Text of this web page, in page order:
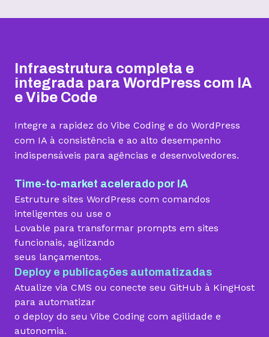
Contratar Contratar
Armazenamento
Quantidade de sites
1 site 3 sites 5 sites
Hospedagem gerenciada para WordPress
Domínio grátis
Migração grátis
Vibe Coding
Infraestrutura completa e
integrada para WordPress com IA
e Vibe Code
Integre a rapidez do Vibe Coding e do WordPress
com IA à consistência e ao alto desempenho
indispensáveis para agências e desenvolvedores.
Time-to-market acelerado por IA
Estruture sites WordPress com comandos
inteligentes ou use o
Lovable para transformar prompts em sites
funcionais, agilizando
seus lançamentos.
Deploy e publicações automatizadas
Atualize via CMS ou conecte seu GitHub à KingHost
para automatizar
o deploy do seu Vibe Coding com agilidade e
autonomia.